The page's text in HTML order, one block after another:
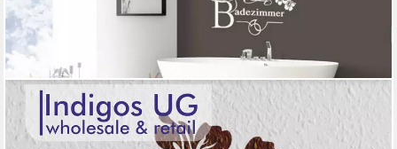
INDIGOS UG
Wandtattoo Wandtattoo - Wandaufkleber - w015 Weltkarte
Wandaufkleber